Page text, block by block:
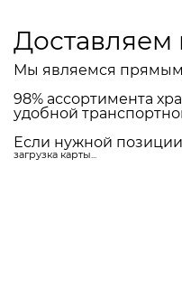
Доставляем
Мы являемся прямым
98% ассортимента
удобной
Если нужной
загрузка карты...